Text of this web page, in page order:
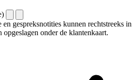
gespreksnotities kunnen rechtstreeks in
onder de klantenkaart.